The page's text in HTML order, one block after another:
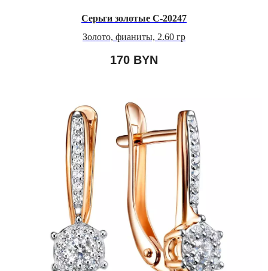
Серьги золотые С-20247
Золото, фианиты, 2.60 гр
170 BYN